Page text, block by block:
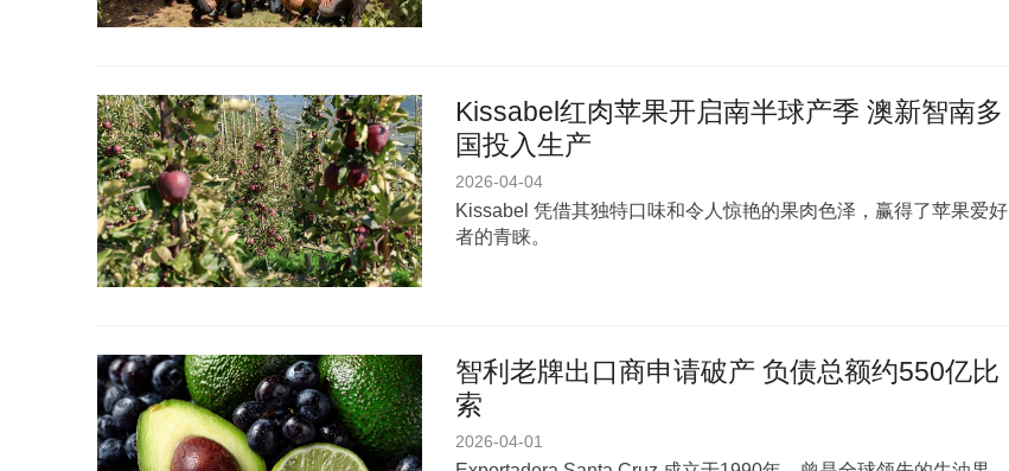
Kissabel红肉苹果开启南半球产季 澳新智南多
国投入生产
2026-04-04
Kissabel 凭借其独特口味和令人惊艳的果肉色泽，赢得了苹果爱好
者的青睐。
智利老牌出口商申请破产 负债总额约550亿比
索
2026-04-01